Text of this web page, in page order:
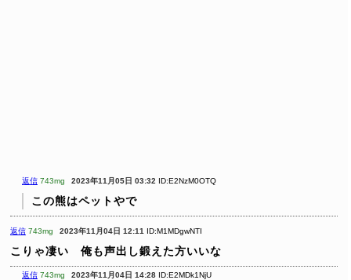
返信 743mg 2023年11月05日 03:32 ID:E2NzM0OTQ
この熊はペットやで
返信 743mg 2023年11月04日 12:11 ID:M1MDgwNTI
こりゃ凄い 俺も声出し鍛えた方いいな
返信 743mg 2023年11月04日 14:28 ID:E2MDk1NjU